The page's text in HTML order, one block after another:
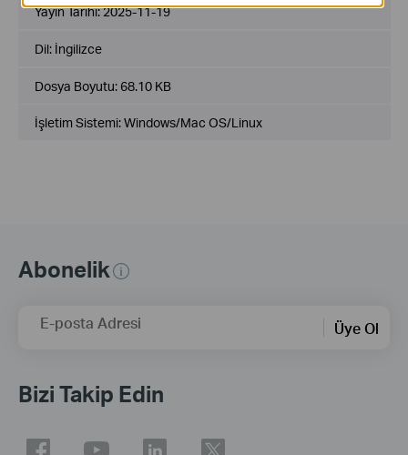
Yayın Tarihi:2025-11-19
Dil: İngilizce
Dosya Boyutu: 68.10 KB
İşletim Sistemi: Windows/Mac OS/Linux
Abonelik
E-posta Adresi Üye Ol
Bizi Takip Edin